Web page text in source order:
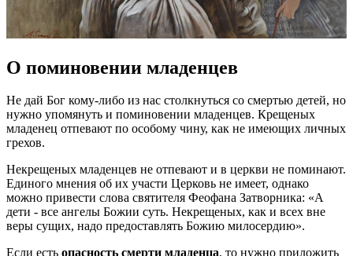
О поминовении младенцев
Не дай Бог кому-либо из нас столкнуться со смертью детей, но
нужно упомянуть и поминовении младенцев. Крещеных
младенец отпевают по особому чину, как не имеющих личных
грехов.
Некрещеных младенцев не отпевают и в церкви не поминают.
Единого мнения об их участи Церковь не имеет, однако
можно привести слова святителя Феофана Затворника: «А
дети - все ангелы Божии суть. Некрещеных, как и всех вне
веры сущих, надо предоставлять Божию милосердию».
Если есть опасность смерти младенца, то нужно приложить